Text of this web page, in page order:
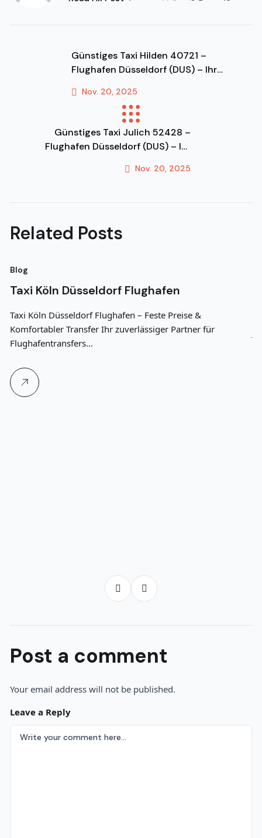
Günstiges Taxi Hilden 40721 –
Flughafen Düsseldorf (DUS) – Ihr
Nov. 20, 2025
Previous Post
Günstiges Taxi Julich 52428 –
Flughafen Düsseldorf (DUS) – Ihr
Nov. 20, 2025
Related Posts
Blog
Taxi Köln Düsseldorf Flughafen
Taxi Köln Düsseldorf Flughafen – Feste Preise &
Komfortabler Transfer Ihr zuverlässiger Partner für
Flughafentransfers…
Post a comment
Your email address will not be published.
Leave a Reply